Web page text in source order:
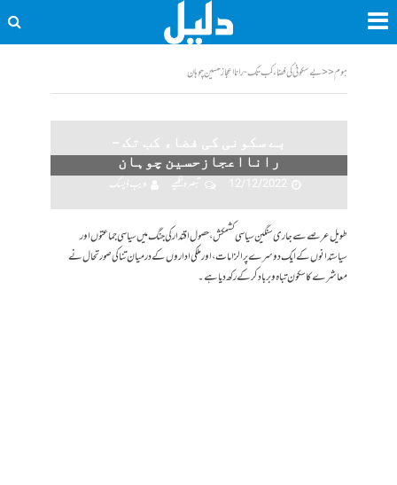
ہوم<<بے سکونی کی فضاء کب تک - رانااعجازحسین چوہان
بے سکونی کی فضاء کب تک –
رانااعجازحسین چوہان
12/12/2022
تبصرہ لکھیے ویب ڈیسک
طویل عرصے سے جاری سنگین سیاسی کشمکش، حصول اقتدار کی جنگ میں سیاسی جماعتوں اور
سیاستدانوں کے ایک دوسرے پر الزامات ، اور ملکی اداروں کے درمیان تنا کی صورتحال نے
معاشرے کا سکون تباہ و برباد کر کے رکھ دیاہے ۔